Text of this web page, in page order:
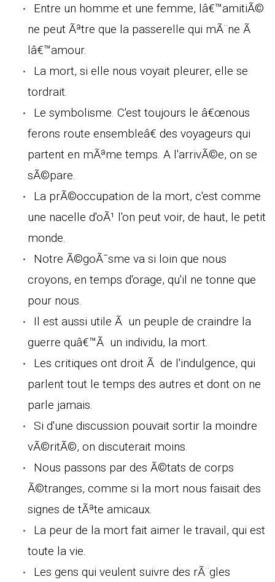
Entre un homme et une femme, lâ€™amitiÃ©
ne peut Ãªtre que la passerelle qui mÃ¨ne Ã
lâ€™amour.
La mort, si elle nous voyait pleurer, elle se
tordrait.
Le symbolisme. C'est toujours le â€œnous
ferons route ensembleâ€ des voyageurs qui
partent en mÃªme temps. A l'arrivÃ©e, on se
sÃ©pare.
La prÃ©occupation de la mort, c'est comme
une nacelle d'oÃ¹ l'on peut voir, de haut, le petit
monde.
Notre Ã©goÃ¯sme va si loin que nous
croyons, en temps d'orage, qu'il ne tonne que
pour nous.
Il est aussi utile Ã un peuple de craindre la
guerre quâ€™Ã un individu, la mort.
Les critiques ont droit Ã de l'indulgence, qui
parlent tout le temps des autres et dont on ne
parle jamais.
Si d'une discussion pouvait sortir la moindre
vÃ©ritÃ©, on discuterait moins.
Nous passons par des Ã©tats de corps
Ã©tranges, comme si la mort nous faisait des
signes de tÃªte amicaux.
La peur de la mort fait aimer le travail, qui est
toute la vie.
Les gens qui veulent suivre des rÃ¨gles